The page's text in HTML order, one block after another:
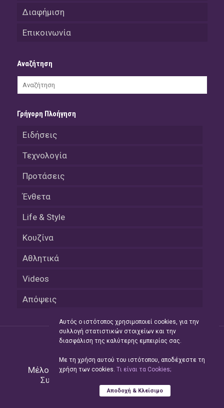
Διαφήμιση
Επικοινωνία
Αναζήτηση
Γρήγορη Πλοήγηση
Ειδήσεις
Τεχνολογία
Προτάσεις
Ένθετα
Life & Style
Κουζίνα
Αθλητικά
Videos
Απόψεις
Μέλος του Δικτύου τηςHellas Press Media
Συντήρηση και Ανάπτυξη
Αυτός ο ιστότοπος χρησιμοποιεί cookies, για την
συλλογή στατιστικών στοιχείων και την
διασφάλιση της καλύτερης εμπειρίας σας.
Με τη χρήση αυτού του ιστότοπου, αποδέχεστε τη
χρήση των cookies. Tι είναι τα Cookies;
Αποδοχή & Κλείσιμο